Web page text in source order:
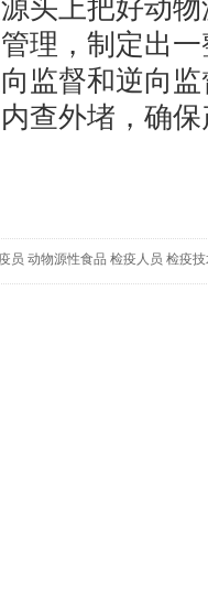
头上把好动
理，制定出
监督和逆向
查外堵，确
员 动物源性食品 检疫人员 检疫